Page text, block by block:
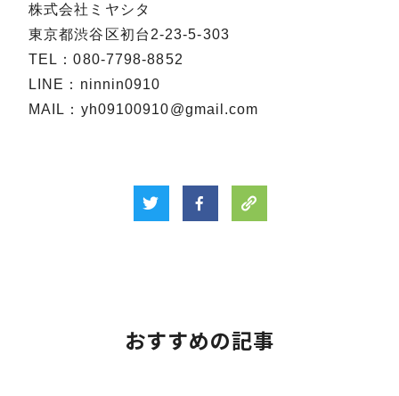
株式会社ミヤシタ
東京都渋谷区初台2-23-5-303
TEL：080-7798-8852
LINE：ninnin0910
MAIL：yh09100910@gmail.com
おすすめの記事